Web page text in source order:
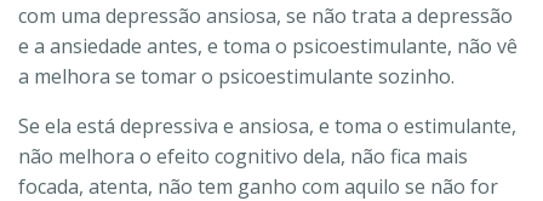
com uma depressão ansiosa, se não trata a depressão
e a ansiedade antes, e toma o psicoestimulante, não vê
a melhora se tomar o psicoestimulante sozinho.
Se ela está depressiva e ansiosa, e toma o estimulante,
não melhora o efeito cognitivo dela, não fica mais
focada, atenta, não tem ganho com aquilo se não for